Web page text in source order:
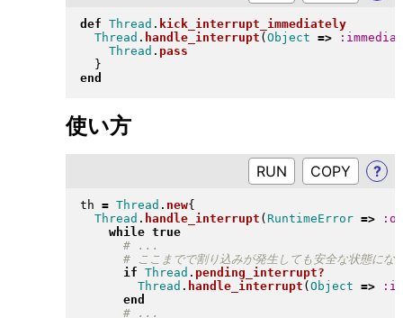
def Thread . kick_interrupt_immediately
Thread . handle_interrupt (Object =>
Thread . pass
}
end
使い方
RUN ?
th = Thread . new{
Thread . handle_interrupt ( RuntimeError =>
while true
if Thread . pending_interrupt?
Thread . handle_interrupt (Object =>
end